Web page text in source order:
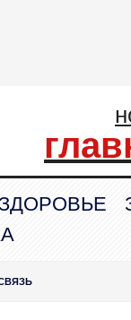
ЗДОРОВЬЕ